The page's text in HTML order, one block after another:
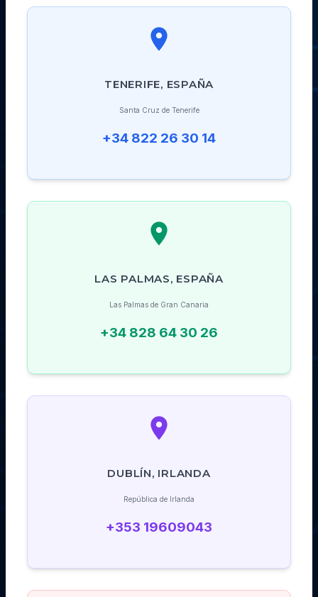
TENERIFE, ESPAÑA
Santa Cruz de Tenerife
+34 822 26 30 14
LAS PALMAS, ESPAÑA
Las Palmas de Gran Canaria
+34 828 64 30 26
DUBLÍN, IRLANDA
República de Irlanda
+353 19609043